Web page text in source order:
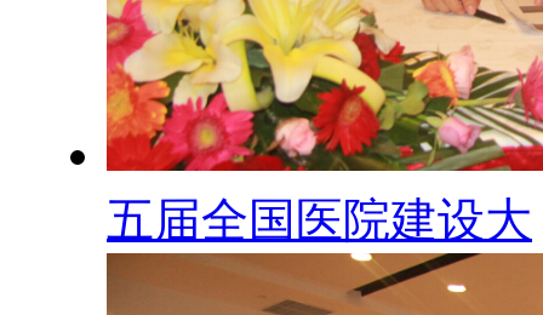
五届全国医院建设大